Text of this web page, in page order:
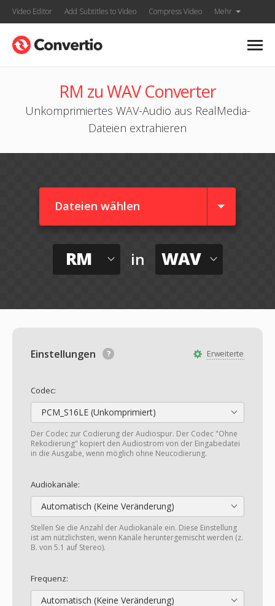
Video Editor Add Subtitles to Video Compress Video Mehr
RM zu WAV Converter
Unkomprimiertes WAV-Audio aus RealMedia-
Dateien extrahieren
Dateien wählen
RM in WAV
Erweiterte
Einstellungen
Codec:
PCM_S16LE (Unkomprimiert)
Der Codec zur Codierung der Audiospur. Der Codec "Ohne
Rekodierung" kopiert den Audiostrom von der Eingabedatei
in die Ausgabe, wenn möglich ohne Neucodierung.
Audiokanäle:
Automatisch (Keine Veränderung)
Stellen Sie die Anzahl der Audiokanäle ein. Diese Einstellung
ist am nützlichsten, wenn Kanäle heruntergemischt werden (z.
B. von 5.1 auf Stereo).
Frequenz:
Automatisch (Keine Veränderung)